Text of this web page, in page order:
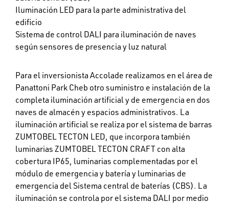
Iluminación LED para la parte administrativa del
edificio
Sistema de control DALI para iluminación de naves
según sensores de presencia y luz natural
Para el inversionista Accolade realizamos en el área de
Panattoni Park Cheb otro suministro e instalación de la
completa iluminación artificial y de emergencia en dos
naves de almacén y espacios administrativos. La
iluminación artificial se realiza por el sistema de barras
ZUMTOBEL TECTON LED, que incorpora también
luminarias ZUMTOBEL TECTON CRAFT con alta
cobertura IP65, luminarias complementadas por el
módulo de emergencia y batería y luminarias de
emergencia del Sistema central de baterías (CBS). La
iluminación se controla por el sistema DALI por medio